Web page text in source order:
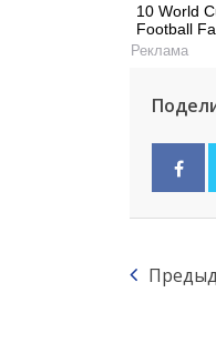
10 World
Football
Реклама